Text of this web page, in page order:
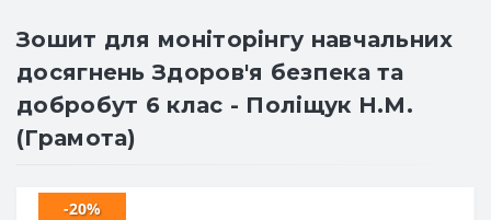
Зошит для моніторінгу навчальних
досягнень Здоров'я безпека та
добробут 6 клас - Поліщук Н.М.
(Грамота)
-20%